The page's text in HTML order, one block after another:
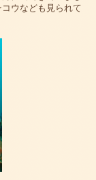
ウなども見られて